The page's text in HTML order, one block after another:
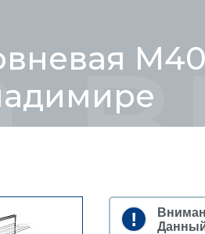
Данный